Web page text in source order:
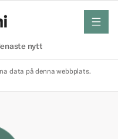
nytt
meny
data på denna webbplats.